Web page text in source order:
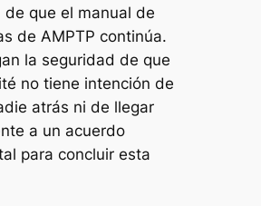
de que el manual de
de AMPTP continúa.
la seguridad de que
no tiene intención de
atrás ni de llegar
a un acuerdo
para concluir esta